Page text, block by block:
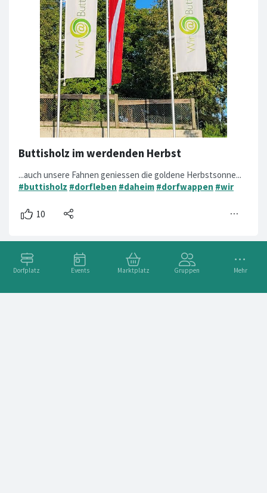
Dorfplatz Events Marktplatz Gruppen Mehr
Buttisholz im werdenden Herbst
...auch unsere Fahnen geniessen die goldene Herbstsonne...
#buttisholz #dorfleben #daheim #dorfwappen #wir